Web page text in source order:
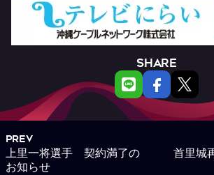
SHARE
PREV
上里一将選手 契約満了の
お知らせ
首里城